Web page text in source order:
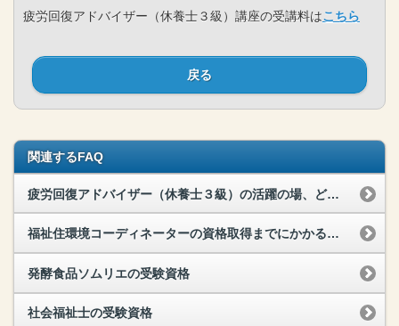
疲労回復アドバイザー（休養士３級）講座の受講料はこちら
戻る
関連するFAQ
疲労回復アドバイザー（休養士３級）の活躍の場、どんな人にオススメ？
福祉住環境コーディネーターの資格取得までにかかる期間
発酵食品ソムリエの受験資格
社会福祉士の受験資格